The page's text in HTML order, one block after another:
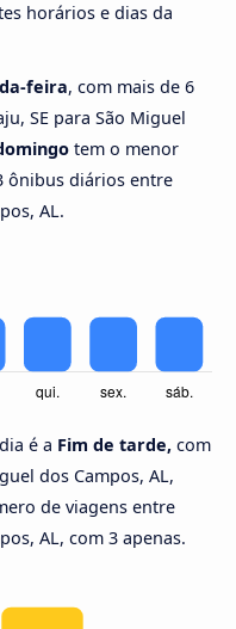
horários e dias da
feira, com mais de 6
SE para São Miguel
tem o menor
ônibus diários entre
AL.
é a Fim de tarde, com
dos Campos, AL,
de viagens entre
AL, com 3 apenas.